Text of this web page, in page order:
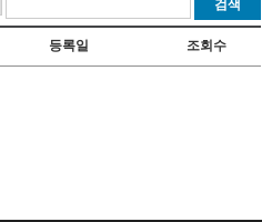
검색
등록일 조회수